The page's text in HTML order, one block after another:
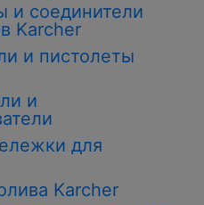
и соединители
Karcher
и пистолеты
и
для
Karcher